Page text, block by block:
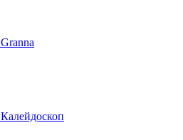
Granna
Калейдоскоп